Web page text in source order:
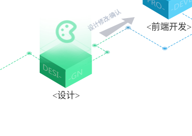
<设计>
<前端开发>
设计修改/确认